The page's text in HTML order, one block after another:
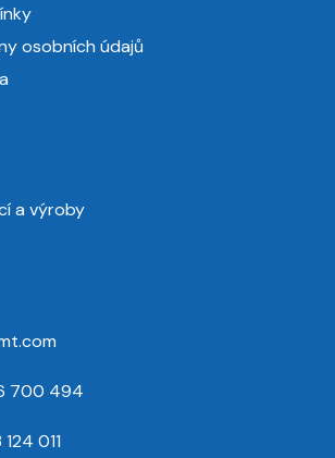
osobních údajů
a výroby
700 494
011